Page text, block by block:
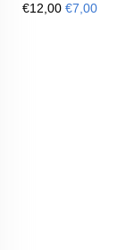
€12,00 €7,00